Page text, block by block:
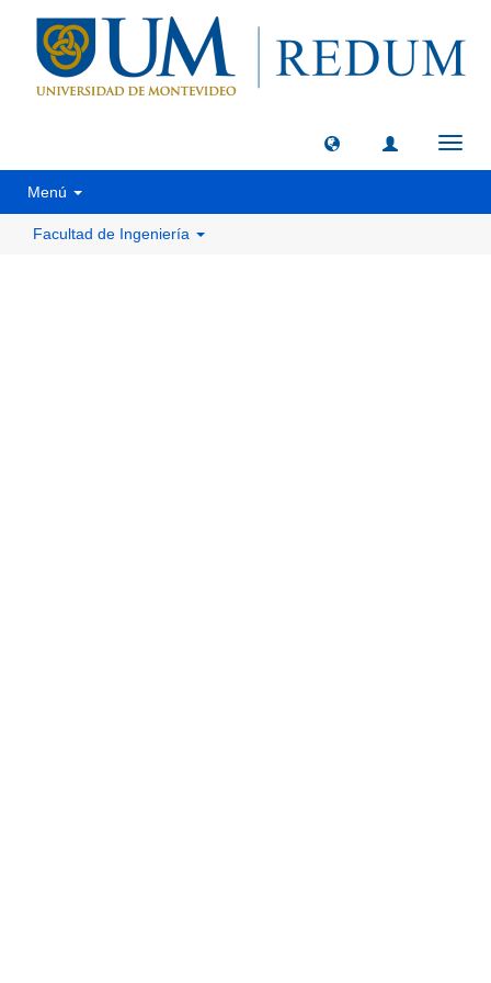
Menú
Facultad de Ingeniería